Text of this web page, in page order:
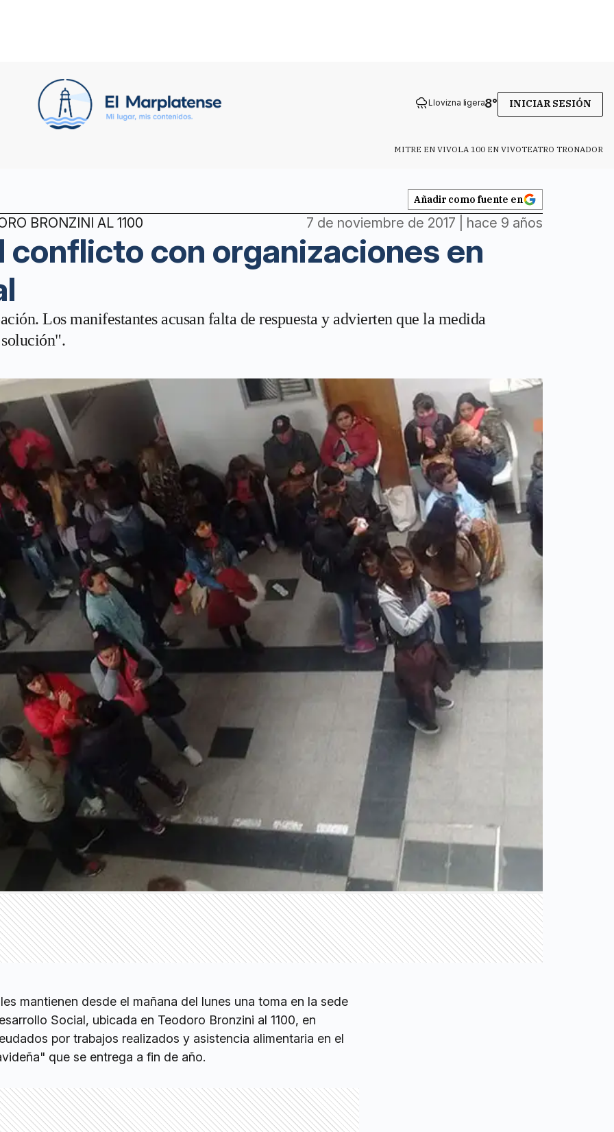
Llovizna ligera8° INICIAR SESIÓN
MITRE EN VIVOLA 100 EN VIVOTEATRO TRONADOR
Añadir como fuente en
BRONZINI AL 1100 7 de noviembre de 2017 | hace 9 años
conflicto con organizaciones en
Los manifestantes acusan falta de respuesta y advierten que la medida
solución".
mantienen desde el mañana del lunes una toma en la sede
Social, ubicada en Teodoro Bronzini al 1100, en
por trabajos realizados y asistencia alimentaria en el
que se entrega a fin de año.